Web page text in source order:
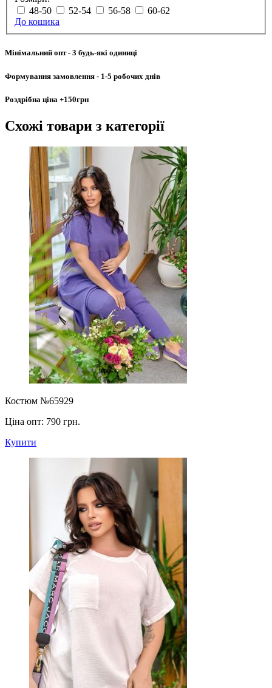
48-50
52-54 56-58
60-62
До кошика
Мінімальний опт- 3 будь-які одиниці
Формування замовлення - 1-5 робочих днів
Роздрібна ціна +150грн
Схожі товари з категорії
Костюм №65929
Ціна опт: 790 грн.
Купити